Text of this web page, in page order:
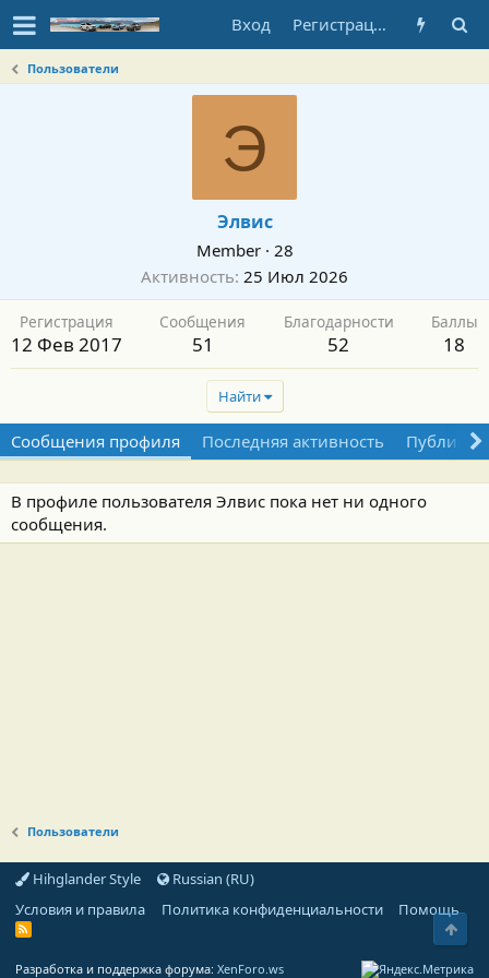
Вход Регистрация
Пользователи
Э
Элвис
Member · 28
Активность 25 Июл 2026
Регистрация
12 Фев 2017
Сообщения
51
Благодарности
52
Баллы
18
Найти
Сообщения профиля Последняя активность
В профиле пользователя Элвис пока нет ни одного
сообщения.
Пользователи
Hihglander Style
Russian (RU)
Условия и правила
Политика конфиденциальности Помощь
R
Разработка и поддержка форума: XenForo.ws